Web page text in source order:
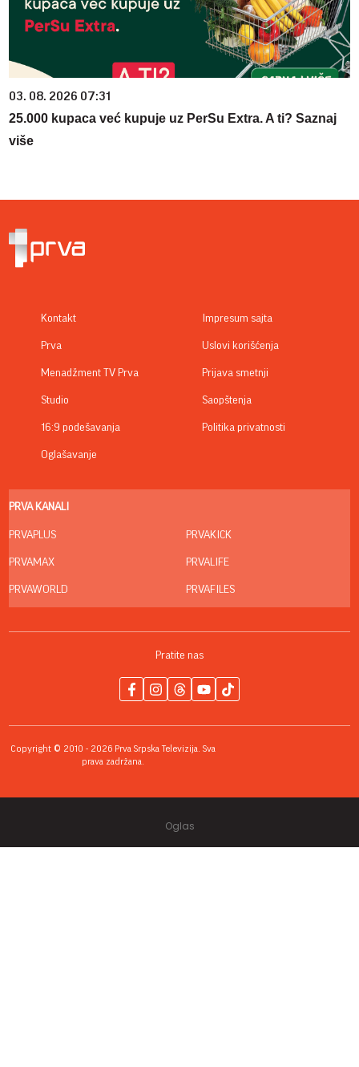
03. 08. 2026 07:31
25.000 kupaca već kupuje uz PerSu Extra. A ti? Saznaj
više
Kontakt
Prva
Menadžment TV Prva
Studio
16:9 podešavanja
Oglašavanje
Impresum sajta
Uslovi korišćenja
Prijava smetnji
Saopštenja
Politika privatnosti
PRVA KANALI
PRVAPLUS
PRVAMAX
PRVAWORLD
PRVAKICK
PRVALIFE
PRVAFILES
Pratite nas
Copyright © 2010 - 2026 Prva Srpska Televizija. Sva
prava zadržana.